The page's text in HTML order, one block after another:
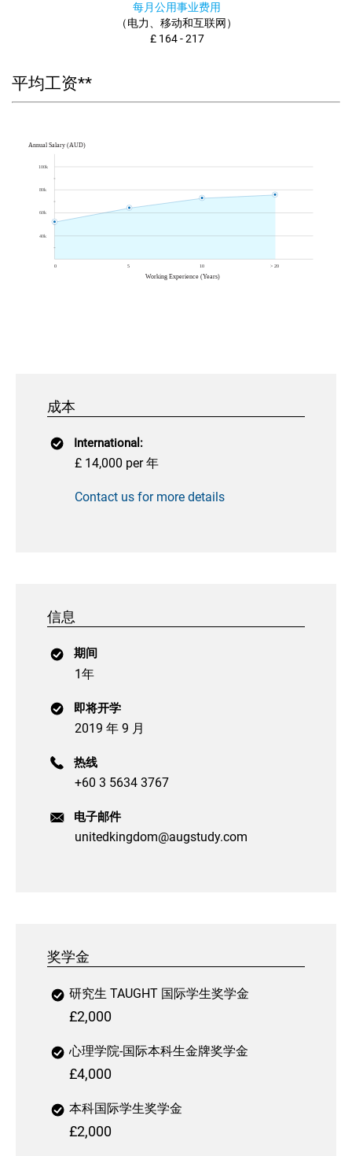
每月公用事业费用
（电力、移动和互联网）
£ 164 - 217
平均工资**
成本
International:
£ 14,000 per 年
Contact us for more details
信息
期间
1年
即将开学
2019 年 9 月
热线
+60 3 5634 3767
电子邮件
unitedkingdom@augstudy.com
奖学金
研究生 TAUGHT 国际学生奖学金
£2,000
心理学院-国际本科生金牌奖学金
£4,000
本科国际学生奖学金
£2,000